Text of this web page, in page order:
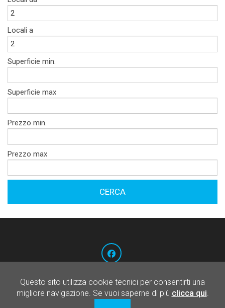
Questo sito utilizza cookie tecnici per consentirti una
migliore navigazione. Se vuoi saperne di più clicca qui.
Locali a
Superficie min.
Superficie max
Prezzo min.
Prezzo max
- 20159 Milano - Tel. 02 68.80.811
Privacy | Cookies policy|Powered by Cometa Immobiliare|